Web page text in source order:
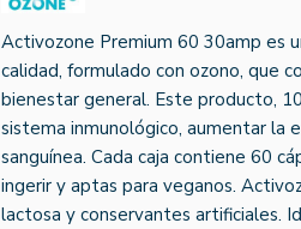
Activozone Premium 60 30amp es
calidad, formulado con ozono, que
bienestar general. Este producto,
sistema inmunológico, aumentar la
sanguínea. Cada caja contiene 60
ingerir y aptas para veganos.
lactosa y conservantes artificiales.